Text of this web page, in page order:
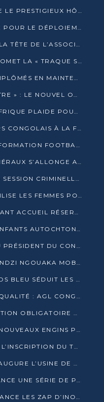
SASSOU NGUESSO INAUGURE LE PRESTIGIEUX HÔTEL KEMPINSKI BRAZZAVILLE
LE SECTEUR PRIVÉ MOBILISÉ POUR LE DÉPLOIEMENT DE 19 MINI-CENTRALES SOLAIRES
YVON SANA BANGUI PREND LA TÊTE DE L’ASSOCIATION DES BANQUES CENTRALES AFRICAINES
DENIS SASSOU-NGUESSO PROMET LA « TRAQUE SANS RELÂCHE » DU GRAND BANDITISME
13 MILITAIRES CONGOLAIS DIPLÔMÉS EN MAINTENANCE INDUSTRIELLE APRÈS TROIS ANS DE FORMATION À L’UNIVERSITÉ MARIEN-NGOUABI
« BÂTIR, SERVIR, TRANSMETTRE » : LE NOUVEL OUVRAGE QUI INTERPELLE LES COLLECTIVITÉS
SYMPOSIUM DE L’ABCA : L’AFRIQUE PLAIDE POUR UN FINANCEMENT CLIMATIQUE ÉQUITABLE
TAEKWONDO : DEUX JUNIORS CONGOLAIS À LA FINALE D’OPEN SYRIES 2025 À ABIDJAN
KINTELÉ, FUTUR HUB DE LA FORMATION FOOTBALLISTIQUE AFRICAINE ?
LA LISTE DES HÔPITAUX GÉNÉRAUX S’ALLONGE AU CONGO
JUSTICE : OUVERTURE DE LA SESSION CRIMINELLE À BRAZZAVILLE AVEC 52 DOSSIERS AU RÔLE
L’OFC CUVETTE-OUEST MOBILISE LES FEMMES POUR ACCUEILLIR LE PRÉSIDENT DE LA RÉPUBLIQUE
VISITE DE TRAVAIL : UN VIBRANT ACCUEIL RÉSERVÉ À DENIS SASSOU-N’GUESSO PAR L’ASSOCIATION « LES AMIS DE WOMO »
LÉKOUMOU : PLUS DE 900 ENFANTS AUTOCHTONES REÇOIVENT DES KITS SCOLAIRES GRÂCE À L’ESPACE OPOKO
PASCAL TSATY-MABIALA ÉLU PRÉSIDENT DU CONSEIL NATIONAL DE L’UPADS
LA SECTION 1-PCT MOUKOUNDZI NGOUAKA MOBILISE 100 000 FCFA POUR LE 6ᵉ CONGRÈS DU PARTI
BASSIN DU CONGO : LE FONDS BLEU SÉDUIT LES BAILLEURS À BELÉM
JOURNÉE MONDIALE DE LA QUALITÉ : AGL CONGO FORME ET SENSIBILISE LES JEUNES TALENTS
L’ACPE LANCE LA CERTIFICATION OBLIGATOIRE DES CONTRATS DE TRAVAIL DES TRANSPORTEURS
POINTE-NOIRE SE DOTE DE NOUVEAUX ENGINS POUR L’ASSAINISSEMENT ET L’ENTRETIEN ROUTIER
DES MÉDECINS DEMANDENT L’INSCRIPTION DU TRAITEMENT DU PIED-BOT DANS LES CURSUS UNIVERSITAIRES
DÉNIS SASSOU N’GUESSO INAUGURE L’USINE DE VALORISATION DU GAZ ASSOCIÉ
DENIS SASSOU-N’GUESSO LANCE UNE SÉRIE DE PROJETS DANS LE KOUILOU
AGRICULTURE : LE CONGO LANCE LES ZAP D’INONI ET YONO